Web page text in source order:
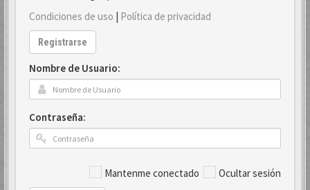
Condiciones de uso | Política de privacidad
Registrarse
Nombre de Usuario:
Contraseña:
Mantenme conectado Ocultar sesión